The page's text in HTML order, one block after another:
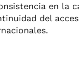
en la
del